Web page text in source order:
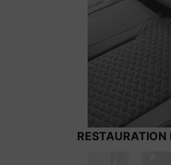
RESTAURATION